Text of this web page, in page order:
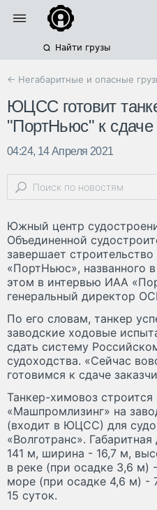
Найти грузы
← Негабаритные и опасные
ЮЦСС готовит
"ПортНьюс" к сдаче
04:24, 14 Апреля 2021
Южный центр
Объединенной
завершает
«ПортНьюс», названного
этом в интервью ИАА
генеральный директор
По его словам, танкер
заводские ходовые
сдать систему
судоходства. «Сейчас
готовимся к сдаче
Танкер-химовоз
«Машпромлизинг» на
(входит в ЮЦСС) для
«Волготранс».
141 м, ширина - 16,7 м,
в реке (при осадке 3,6 м)
море (при осадке 4,6 м) -
15 суток.